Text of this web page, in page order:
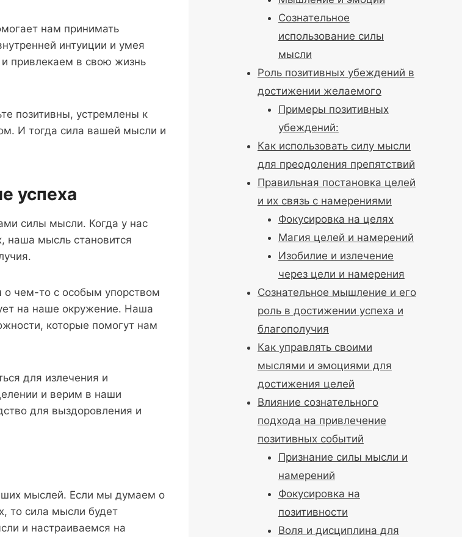
нам принимать
интуиции и умея
привлекаем в свою жизнь
позитивны, устремлены к
И тогда сила вашей мысли и
успеха
силы мысли. Когда у нас
наша мысль становится
чем-то с особым упорством
на наше окружение. Наша
которые помогут нам
для излечения и
и верим в наши
для выздоровления и
мыслей. Если мы думаем о
то сила мысли будет
и настраиваемся на
Сознательное
использование силы
мысли
Роль позитивных убеждений в
достижении желаемого
Примеры позитивных
убеждений:
Как использовать силу мысли
для преодоления препятствий
Правильная постановка целей
и их связь с намерениями
Фокусировка на целях
Магия целей и намерений
Изобилие и излечение
через цели и намерения
Сознательное мышление и его
роль в достижении успеха и
благополучия
Как управлять своими
мыслями и эмоциями для
достижения целей
Влияние сознательного
подхода на привлечение
позитивных событий
Признание силы мысли и
намерений
Фокусировка на
позитивности
Воля и дисциплина для